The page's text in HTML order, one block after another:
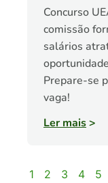
Concurso
comissão
salários
Prepare-se
vaga!
Ler mais>
1 2 3 4 5